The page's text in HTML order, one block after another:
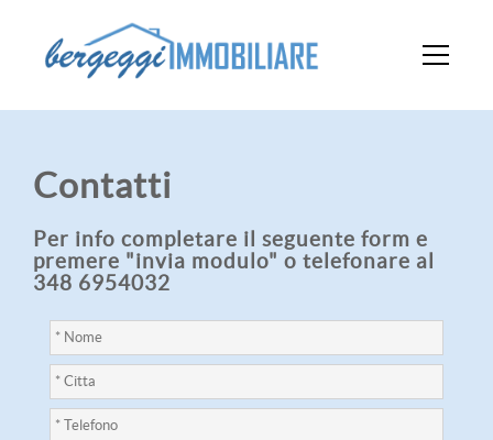
Contatti
Per info completare il seguente form e
premere "invia modulo" o telefonare al
348 6954032